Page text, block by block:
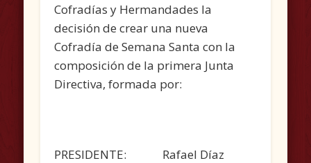
Cofradías y Hermandades la
decisión de crear una nueva
Cofradía de Semana Santa con la
composición de la primera Junta
Directiva, formada por:
PRESIDENTE: Rafael Díaz